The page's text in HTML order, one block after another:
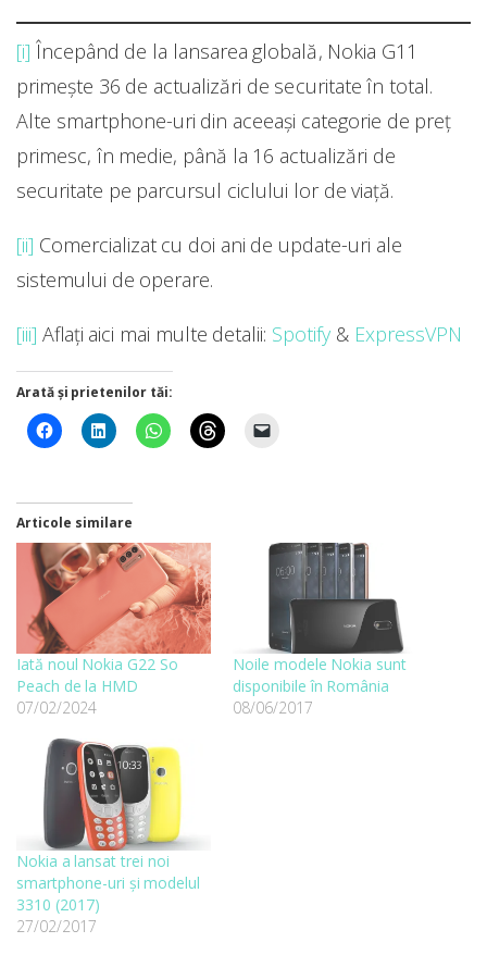
[i] Începând de la lansarea globală, Nokia G11
primește 36 de actualizări de securitate în total.
Alte smartphone-uri din aceeași categorie de preț
primesc, în medie, până la 16 actualizări de
securitate pe parcursul ciclului lor de viață.
[ii] Comercializat cu doi ani de update-uri ale
sistemului de operare.
[iii] Aflați aici mai multe detalii: Spotify & ExpressVPN
Arată și prietenilor tăi:
Articole similare
Iată noul Nokia G22 So
Peach de la HMD
07/02/2024
Noile modele Nokia sunt
disponibile în România
08/06/2017
Nokia a lansat trei noi
smartphone-uri și modelul
3310 (2017)
27/02/2017